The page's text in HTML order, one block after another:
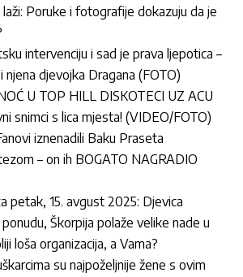
laži: Poruke i fotografije dokazuju da je
intervenciju i sad je prava ljepotica –
djevojka Dragana (FOTO)
U TOP HILL DISKOTECI UZ ACU
snimci s lica mjesta! (VIDEO/FOTO)
iznenadili Baku Praseta
– on ih BOGATO NAGRADIO
petak, 15. avgust 2025: Djevica
Škorpija polaže velike nade u
loša organizacija, a Vama?
su najpoželjnije žene s ovim